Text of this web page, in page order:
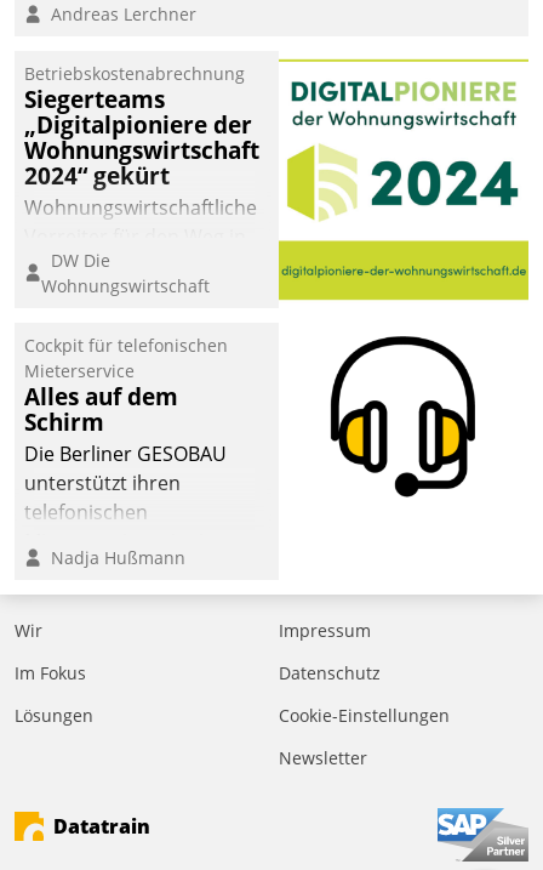
Andreas Lerchner
Betriebskostenabrechnung
Siegerteams
„Digitalpioniere der
Wohnungswirtschaft
2024“ gekürt
Wohnungswirtschaftliche
eine digitale Zukunft zu
finden, ist das Ziel des
der
Wohnungswirtschaft“.
Bewerben können sich
dafür ein Team
bestehend aus
Wohnungsunternehmen
und PropTech.
DW Die
Wohnungswirtschaft
Cockpit für telefonischen
Mieterservice
Alles auf dem
Schirm
Die Berliner GESOBAU
unterstützt ihren
telefonischen
digitalen Cockpit, das
situationsbezogen
passende Fragen und
Eine intuitive
Dialogführung ermöglicht
effizienter zu bearbeiten.
Nadja Hußmann
Wir
Im Fokus
Lösungen
Impressum
Datenschutz
Cookie-Einstellungen
Newsletter
Datatrain